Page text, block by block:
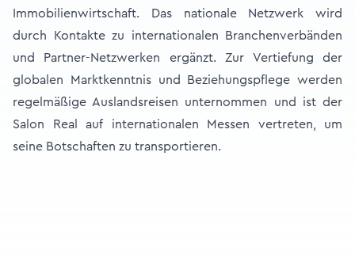
Immobilienwirtschaft. Das nationale Netzwerk wird
durch Kontakte zu internationalen Branchenverbänden
und Partner-Netzwerken ergänzt. Zur Vertiefung der
globalen Marktkenntnis und Beziehungspflege werden
regelmäßige Auslandsreisen unternommen und ist der
Salon Real auf internationalen Messen vertreten, um
seine Botschaften zu transportieren.